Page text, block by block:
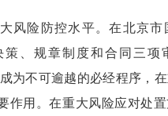
风险防控水平。在北京市
策、规章制度和合同三项
为不可逾越的必经程序，
作用。在重大风险应对处